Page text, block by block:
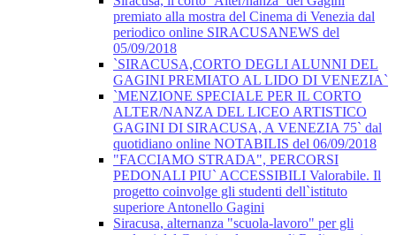
premiato alla mostra del Cinema di Venezia dal
periodico online SIRACUSANEWS del
05/09/2018
`SIRACUSA,CORTO DEGLI ALUNNI DEL
GAGINI PREMIATO AL LIDO DI VENEZIA`
`MENZIONE SPECIALE PER IL CORTO
ALTER/NANZA DEL LICEO ARTISTICO
GAGINI DI SIRACUSA, A VENEZIA 75` dal
quotidiano online NOTABILIS del 06/09/2018
"FACCIAMO STRADA", PERCORSI
PEDONALI PIU` ACCESSIBILI Valorabile. Il
progetto coinvolge gli studenti dell`istituto
superiore Antonello Gagini
Siracusa, alternanza "scuola-lavoro" per gli